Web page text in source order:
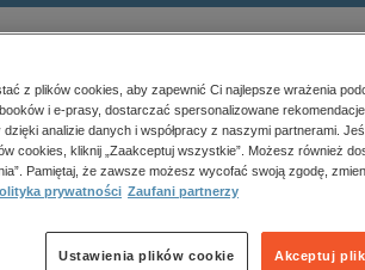
polityka, społeczno-informacyjne
psychologiczne
inne
popularno-naukowe
historia
zdrowie
religie
Obrazki z Imperium. Część 2” nie jest dostępny.
z plików cookies, aby zapewnić Ci najlepsze wrażenia
i e-prasy, dostarczać spersonalizowane
dzięki analizie danych i współpracy z naszymi partnerami.
cookies, kliknij „Zaakceptuj wszystkie”. Możesz również
Pamiętaj, że zawsze możesz wycofać swoją zgodę,
prywatności Zaufani partnerzy
Akceptuj
Ustawienia plików cookie